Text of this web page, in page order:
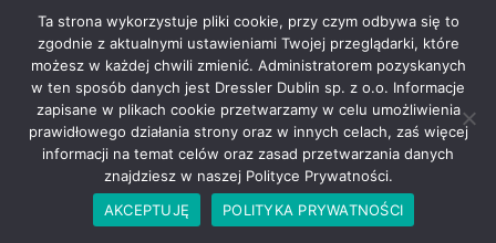
Biuro: (22) 45 70 402
Mail:biuro@swiatksiazki.pl
Copyright © 2015 Świat Książki. Wszelkie prawa zastrzeżone
Ta strona wykorzystuje pliki cookie, przy czym odbywa się to
zgodnie z aktualnymi ustawieniami Twojej przeglądarki, które
możesz w każdej chwili zmienić. Administratorem pozyskanych
w ten sposób danych jest Dressler Dublin sp. z o.o. Informacje
zapisane w plikach cookie przetwarzamy w celu umożliwienia
prawidłowego działania strony oraz w innych celach, zaś więcej
informacji na temat celów oraz zasad przetwarzania danych
znajdziesz w naszej Polityce Prywatności.
AKCEPTUJĘ
POLITYKA PRYWATNOŚCI